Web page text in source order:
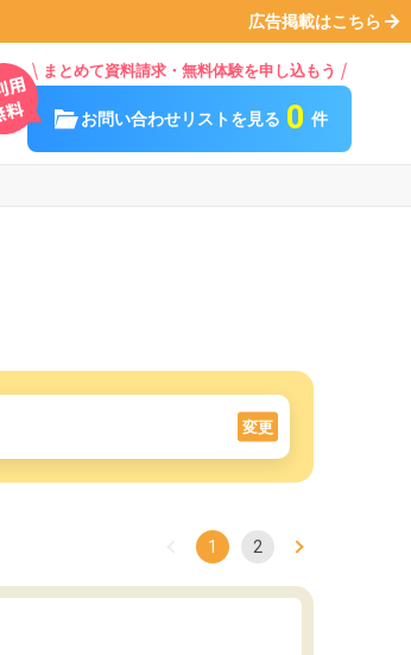
広告掲載はこちら
まとめて資料請求・無料体験を申し込もう
お問い合わせリストを見る 0 件
変更
1 2